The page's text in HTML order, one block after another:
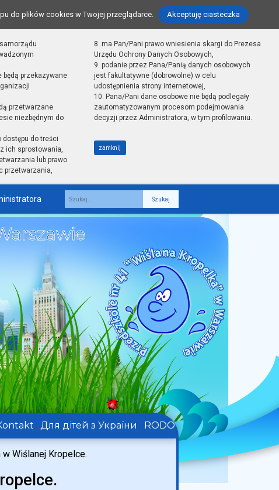
do plików cookies w Twojej przeglądarce. Akceptuję ciasteczka
będą przekazywane
przetwarzane
niezbędnym do
dostępu do treści
ich sprostowania,
lub prawo
przetwarzania,
8. ma Pan/Pani prawo wniesienia skargi do Prezesa
Urzędu Ochrony Danych Osobowych,
9. podanie przez Pana/Panią danych osobowych
jest fakultatywne (dobrowolne) w celu
udostępnienia strony internetowej,
10. Pana/Pani dane osobowe nie będą podlegały
zautomatyzowanym procesom podejmowania
decyzji przez Administratora, w tym profilowaniu.
zamknij
Fraza
Для дітей з України RODO
Wiślanej Kropelce.